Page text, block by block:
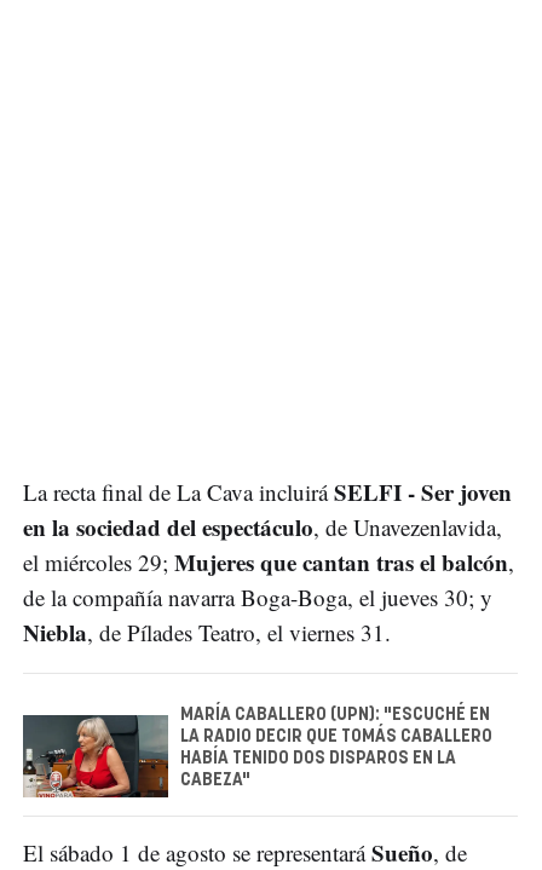
La recta final de La Cava incluiráSELFI - Ser joven
en la sociedad del espectáculo, de Unavezenlavida,
el miércoles 29; Mujeres que cantan tras el balcón,
de la compañía navarra Boga-Boga, el jueves 30; y
Niebla, de Pílades Teatro, el viernes 31.
MARÍA CABALLERO (UPN): "ESCUCHÉ EN
LA RADIO DECIR QUE TOMÁS CABALLERO
HABÍA TENIDO DOS DISPAROS EN LA
CABEZA"
El sábado 1 de agosto se representaráSueño, de